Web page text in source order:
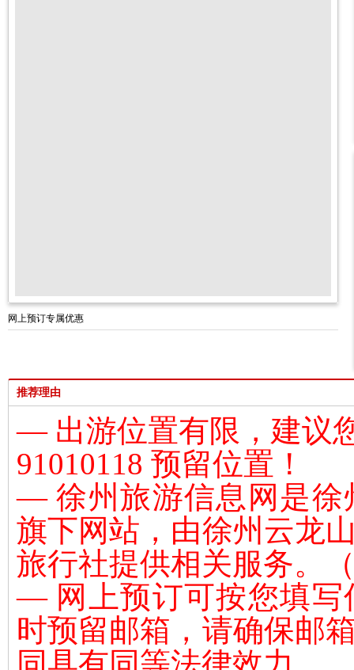
网上预订专属优惠
推荐理由
— 出游位置有限，建议
91010118 预留位置！
— 徐州旅游信息网是徐
旗下网站，由徐州云龙
旅行社提供相关服务。
— 网上预订可按您填写
时预留邮箱，请确保邮
同具有同等法律效力。